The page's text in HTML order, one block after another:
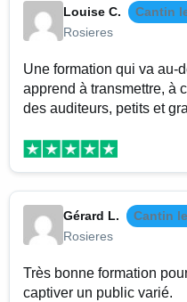
Louise C.
Cantin
Rosieres
Une formation qui va au-
apprend à transmettre, à
des auditeurs, petits et
Gérard L.
Cantin
Rosieres
Très bonne formation
captiver un public varié.